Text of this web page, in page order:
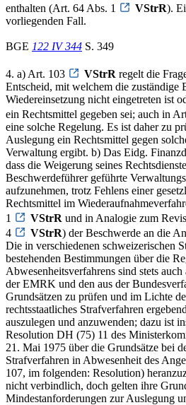
enthalten (Art. 64 Abs. 1
VStrR).
vorliegenden Fall.
BGE 122 IV 344 S. 349
4. a) Art. 103 VStrR regelt die
Entscheid, mit welchem die zuständige
Wiedereinsetzung nicht eingetreten ist
ein Rechtsmittel gegeben sei; auch in
eine solche Regelung. Es ist daher zu
Auslegung ein Rechtsmittel gegen
Verwaltung ergibt. b) Das Eidg.
dass die Weigerung seines
Beschwerdeführer geführte
aufzunehmen, trotz Fehlens einer
Rechtsmittel im
1
VStrR und in Analogie zum
4
VStrR) der Beschwerde an die
Die in verschiedenen schweizerischen
bestehenden Bestimmungen über die
Abwesenheitsverfahrens sind stets
der EMRK und den aus der
Grundsätzen zu prüfen und im Lichte
rechtsstaatliches Strafverfahren
auszulegen und anzuwenden; dazu ist
Resolution DH (75) 11 des
21. Mai 1975 über die Grundsätze bei
Strafverfahren in Abwesenheit des
107, im folgenden: Resolution)
nicht verbindlich, doch gelten ihre
Mindestanforderungen zur Auslegung